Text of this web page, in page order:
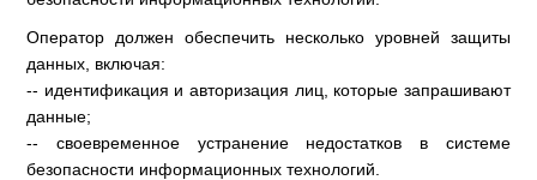
Оператор должен обеспечить несколько уровней защиты
данных, включая:
-- идентификация и авторизация лиц, которые запрашивают
данные;
-- своевременное устранение недостатков в системе
безопасности информационных технологий.